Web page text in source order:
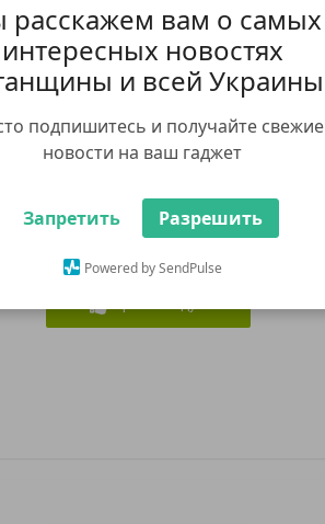
вам о самых
интересных новостях
и всей Украины
подпишитесь и получайте свежие
новости на ваш гаджет
Запретить Разрешить
Powered by SendPulse